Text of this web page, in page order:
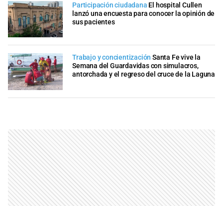
Participación ciudadana El hospital Cullen
lanzó una encuesta para conocer la opinión de
sus pacientes
Trabajo y concientización Santa Fe vive la
Semana del Guardavidas con simulacros,
antorchada y el regreso del cruce de la Laguna